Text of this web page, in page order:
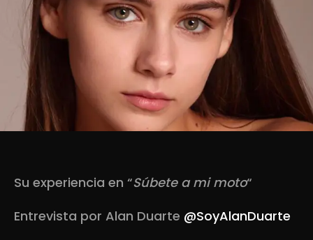
Su experiencia en “Súbete a mi moto“
Entrevista por Alan Duarte @SoyAlanDuarte